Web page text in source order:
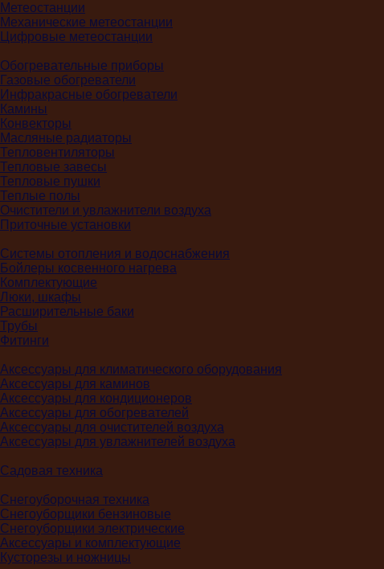
Метеостанции
Механические метеостанции
Цифровые метеостанции
Обогревательные приборы
Газовые обогреватели
Инфракрасные обогреватели
Камины
Конвекторы
Масляные радиаторы
Тепловентиляторы
Тепловые завесы
Тепловые пушки
Теплые полы
Очистители и увлажнители воздуха
Приточные установки
Системы отопления и водоснабжения
Бойлеры косвенного нагрева
Комплектующие
Люки, шкафы
Расширительные баки
Трубы
Фитинги
Аксессуары для климатического оборудования
Аксессуары для каминов
Аксессуары для кондиционеров
Аксессуары для обогревателей
Аксессуары для очистителей воздуха
Аксессуары для увлажнителей воздуха
Садовая техника
Снегоуборочная техника
Снегоуборщики бензиновые
Снегоуборщики электрические
Аксессуары и комплектующие
Кусторезы и ножницы